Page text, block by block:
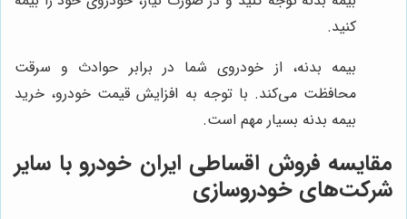
کنید.
بیمه بدنه، از خودروی شما در برابر حوادث و سرقت
محافظت می‌کند. با توجه به افزایش قیمت خودرو، خرید
بیمه بدنه بسیار مهم است.
مقایسه فروش اقساطی ایران خودرو با سایر
شرکت‌های خودروسازی